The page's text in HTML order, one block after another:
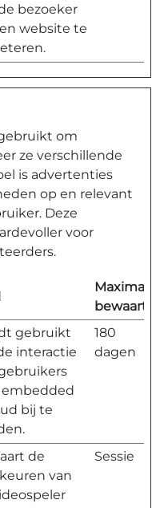
bezoeker
website te
om
ze verschillende
is advertenties
op en relevant
Deze
voor
Maximale
gebruikt
interactie
bij te
180
dagen
de
van
Sessie